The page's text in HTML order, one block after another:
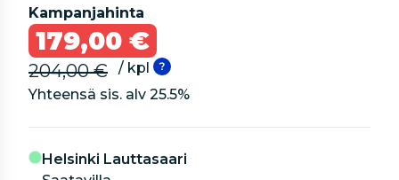
Kampanjahinta
179,00 €
204,00 €
/ kpl
Yhteensä sis. alv 25.5%
Helsinki Lauttasaari